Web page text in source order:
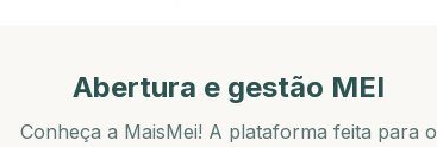
Abertura e gestão MEI
Conheça a MaisMei! A plataforma feita para o